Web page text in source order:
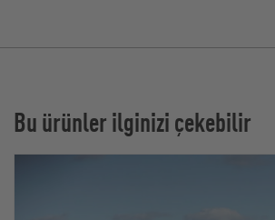
Bu ürünler ilginizi çekebilir